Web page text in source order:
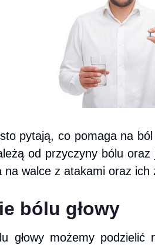
pytają, co pomaga na ból
od przyczyny bólu oraz
na walce z atakami oraz ich
bólu głowy
głowy możemy podzielić